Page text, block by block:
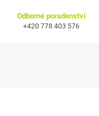
Odborné poradenství
+420 778 403 576